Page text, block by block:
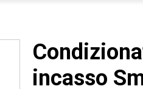
incasso